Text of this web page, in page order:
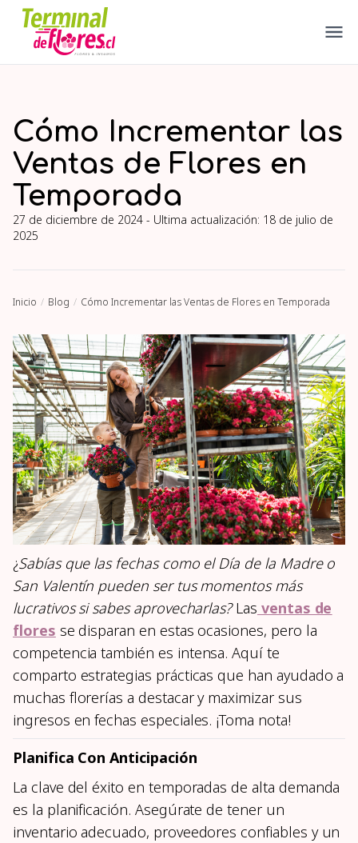
Cómo Incrementar las
Ventas de Flores en
Temporada
27 de diciembre de 2024 - Ultima actualización: 18 de julio de
2025
Inicio Blog Cómo Incrementar las Ventas de Flores en Temporada
¿Sabías que las fechas como el Día de la Madre o
San Valentín pueden ser tus momentos más
lucrativos si sabes aprovecharlas?Las ventas de
flores se disparan en estas ocasiones, pero la
competencia también es intensa. Aquí te
comparto estrategias prácticas que han ayudado a
muchas florerías a destacar y maximizar sus
ingresos en fechas especiales. ¡Toma nota!
Planifica Con Anticipación
La clave del éxito en temporadas de alta demanda
es la planificación. Asegúrate de tener un
inventario adecuado, proveedores confiables y un